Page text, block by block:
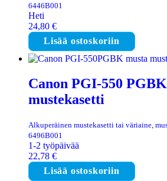
6446B001
Heti
24,80 €
Lisää ostoskoriin
Canon PGI-550
mustekasetti
Alkuperäinen mustekasetti tai väriaine,
6496B001
1-2 työpäivää
22,78 €
Lisää ostoskoriin